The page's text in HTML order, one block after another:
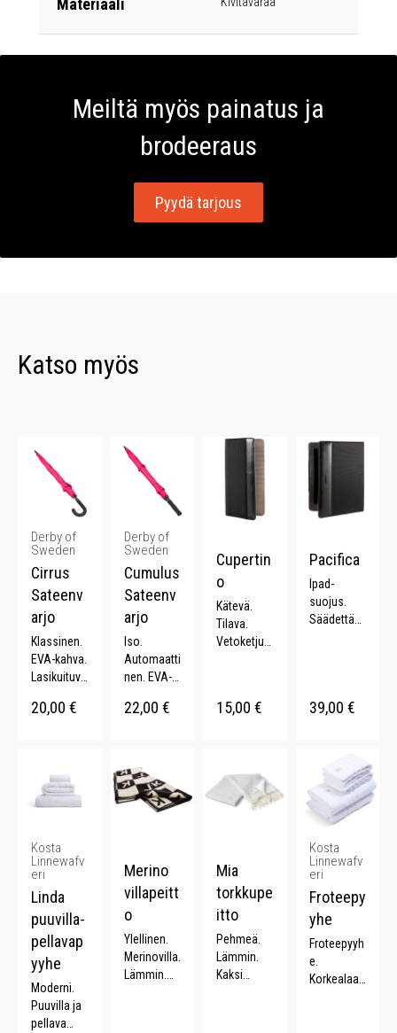
Materiaali
Meiltä myös painatus ja
brodeeraus
Pyydä tarjous
Katso myös
Derby of
Sweden
Cirrus
Sateenv
arjo
Klassinen.
EVA-kahva.
Lasikuituva
Metallikehi
20,00 €
Derby of
Sweden
Cumulus
Sateenv
arjo
Iso.
Automaatti
nen. EVA-
Lasikuituva
kko.
22,00 €
Cupertin
o
Kätevä.
Tilava.
Vetoketjut
15,00 €
Pacifica
Ipad-
suojus.
Säädettävä
9.7.
39,00 €
Kosta
Linnewafv
eri
Linda
puuvilla-
pellavap
yyhe
Moderni.
Puuvilla ja
pellava
Merino
villapeitt
o
Ylellinen.
Merinovilla.
Lämmin.
Mia
torkkupe
itto
Pehmeä.
Lämmin.
Kaksi
Kosta
Linnewafv
eri
Froteepy
yhe
Froteepyyh
e.
Korkealaat